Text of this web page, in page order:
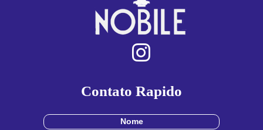
Contato Rapido